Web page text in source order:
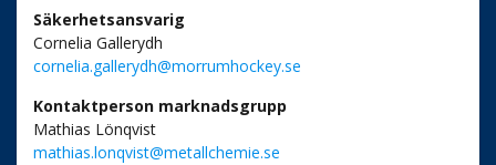
Säkerhetsansvarig
Cornelia Gallerydh
cornelia.gallerydh@morrumhockey.se
Kontaktperson marknadsgrupp
Mathias Lönqvist
mathias.lonqvist@metallchemie.se